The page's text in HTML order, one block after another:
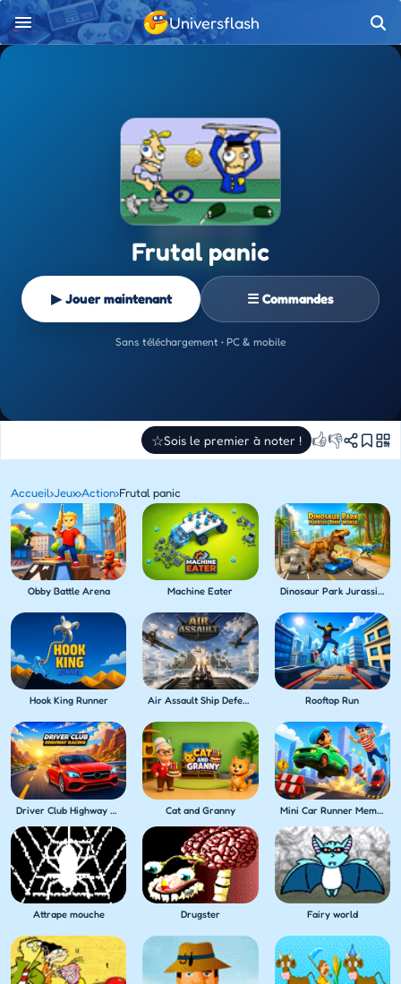
Universflash
Frutal panic
▶ Jouer maintenant ☰ Commandes
Sans téléchargement • PC & mobile
☆Sois le premier à noter ! 👍👎
Accueil›Jeux›Action›Frutal panic
Obby Battle Arena Machine Eater Dinosaur Park Jurassic Dino World
Hook King Runner Air Assault Ship Defense Rooftop Run
Driver Club Highway Racing Cat and Granny Mini Car Runner Meme Games
Attrape mouche Drugster Fairy world